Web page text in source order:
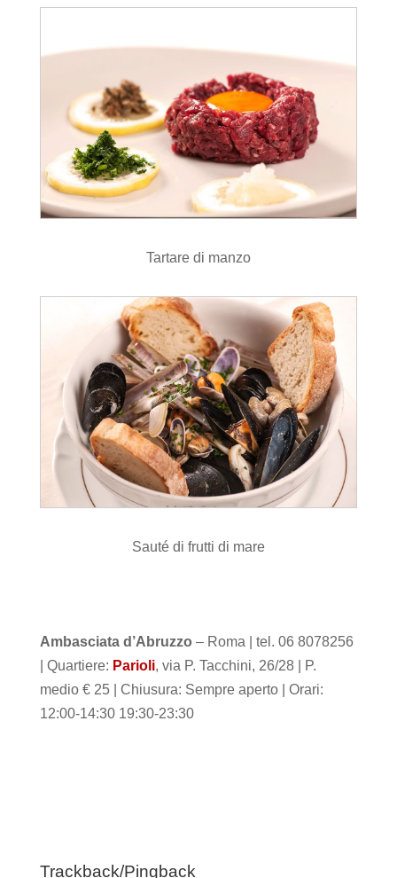
Tartare di manzo
Sauté di frutti di mare
Ambasciata d’Abruzzo – Roma | tel. 06 8078256
| Quartiere: Parioli, via P. Tacchini, 26/28 | P.
medio € 25 | Chiusura: Sempre aperto | Orari:
12:00-14:30 19:30-23:30
Trackback/Pingback